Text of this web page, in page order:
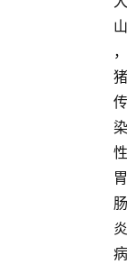
山
，
猪
传
染
性
胃
肠
炎
病